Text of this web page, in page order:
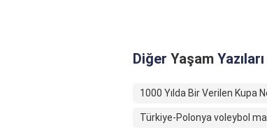
Diğer Yaşam Yazıları
1000 Yılda Bir Verilen Kupa
Türkiye-Polonya voleybol